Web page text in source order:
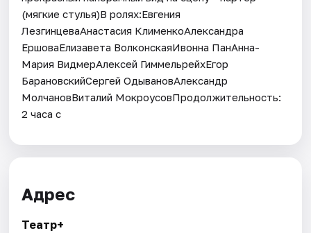
(мягкие стулья)В ролях:Евгения
ЛезгинцеваАнастасия КлименкоАлександра
ЕршоваЕлизавета ВолконскаяИвонна ПанАнна-
Мария ВидмерАлексей ГиммельрейхЕгор
БарановскийСергей ОдывановАлександр
МолчановВиталий МокроусовПродолжительность:
2 часа с
Адрес
Театр+